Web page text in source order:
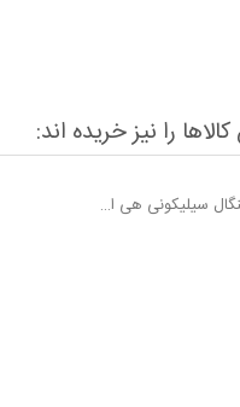
را نیز خریده اند:
ست قاشق و چنگال سیلیکونی هی اور شی he or she